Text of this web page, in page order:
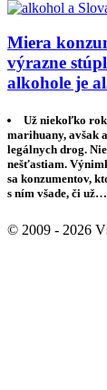
Miera
výrazne
alkohole je
Už niekoľko
marihuany, avšak
legálnych drog.
nešťastiam.
sa konzumentov,
s ním všade, či už…
© 2009 - 2026